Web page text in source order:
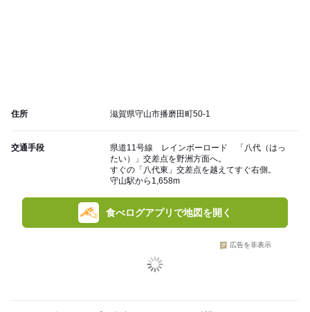
住所 滋賀県守山市播磨田町50-1
交通手段
県道11号線 レインボーロード 「八代（はっ
たい）」交差点を野洲方面へ。
すぐの「八代東」交差点を越えてすぐ右側。
守山駅から1,658m
食べログアプリで地図を開く
広告を非表示